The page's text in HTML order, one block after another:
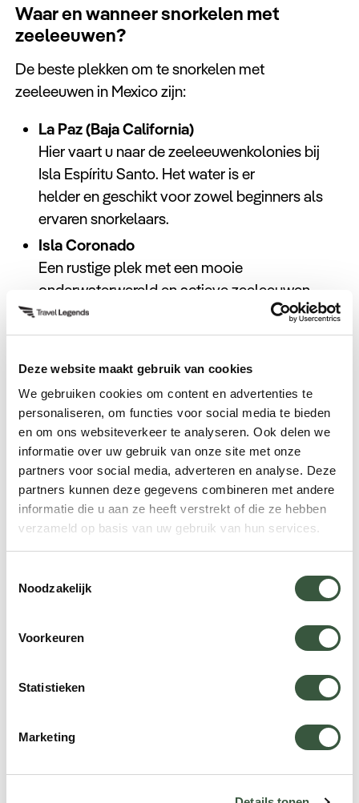
Deze website maakt gebruik van cookies
We gebruiken cookies om content en advertenties te
personaliseren, om functies voor social media te bieden
en om ons websiteverkeer te analyseren. Ook delen we
informatie over uw gebruik van onze site met onze
partners voor social media, adverteren en analyse. Deze
partners kunnen deze gegevens combineren met andere
informatie die u aan ze heeft verstrekt of die ze hebben
verzameld op basis van uw gebruik van hun services.
Noodzakelijk
Voorkeuren
Statistieken
Marketing
Waar en wanneer snorkelen met
zeeleeuwen?
De beste plekken om te snorkelen met
zeeleeuwen in Mexico zijn:
La Paz (Baja California)
Hier vaart u naar de zeeleeuwenkolonies bij
Isla Espíritu Santo. Het water is er
helder en geschikt voor zowel beginners als
ervaren snorkelaars.
Isla Coronado
Een rustige plek met een mooie
onderwaterwereld en actieve zeeleeuwen.
: februari tot en met augustus. In
actief en is de kans op een ontmoeting het grootst.
Praktische tips voor zwemmen
en snorkelen met walvishaaien
en zeeleeuwen
snorkelen met zeeleeuwen bevindt u zich in hun
natuurlijke leefomgeving. Het is daarom belangrijk
om altijd respect te tonen voor de dieren en hun
omgeving. Zo zorgt u voor een veilige en
nooit aan.
zodat u de dieren niet afschrikt.